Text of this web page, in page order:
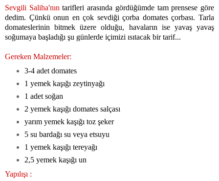
Sevgili Saliha'nıntarifleri arasında gördüğümde tam prensese göre
dedim. Çünkü onun en çok sevdiği çorba domates çorbası. Tarla
domateslerinin bitmek üzere olduğu, havaların ise yavaş yavaş
soğumaya başladığı şu günlerde içimizi ısıtacak bir tarif...
Gereken Malzemeler:
3-4 adet domates
1 yemek kaşığı zeytinyağı
1 adet soğan
2 yemek kaşığı domates salçası
yarım yemek kaşığı toz şeker
5 su bardağı su veya etsuyu
1 yemek kaşığı tereyağı
2,5 yemek kaşığı un
Yapılışı :